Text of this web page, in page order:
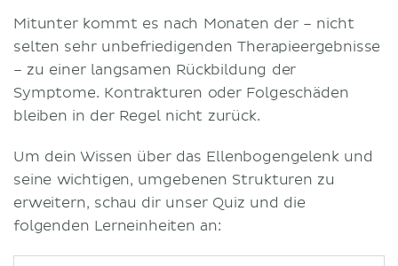
Mitunter kommt es nach Monaten der – nicht
selten sehr unbefriedigenden Therapieergebnisse
– zu einer langsamen Rückbildung der
Symptome. Kontrakturen oder Folgeschäden
bleiben in der Regel nicht zurück.
Um dein Wissen über das Ellenbogengelenk und
seine wichtigen, umgebenen Strukturen zu
erweitern, schau dir unser Quiz und die
folgenden Lerneinheiten an: